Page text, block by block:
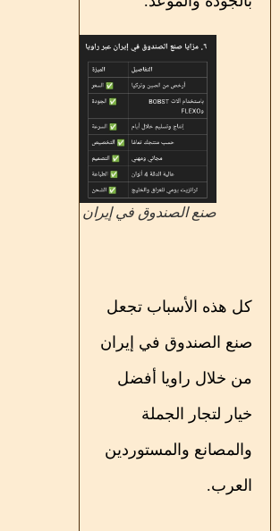
صنع الصندوق في إيران
كل هذه الأسباب تجعل
صنع الصندوق في إيران
من خلال راویا أفضل
خيار لتجار الجملة
والمصانع والمستوردين
العرب.